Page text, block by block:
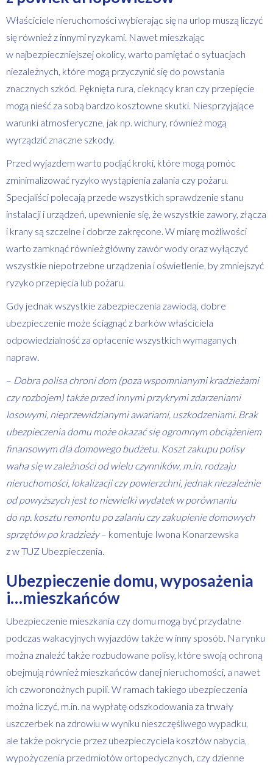
Właściciele nieruchomości wybierając się na urlop muszą liczyć
się również z innymi ryzykami. Nawet mieszkając
w najbezpieczniejszej okolicy, warto pamiętać o sytuacjach
niezależnych, które mogą przyczynić się do powstania
znacznych szkód. Pęknięta rura, cieknący kran czy przepięcie
mogą nieść za sobą bardzo kosztowne skutki. Niesprzyjające
warunki atmosferyczne, jak np. wichury, również mogą
wyrządzić znaczne szkody.
Przed wyjazdem warto podjąć kroki, które mogą pomóc
zminimalizować ryzyko wystąpienia zalania czy pożaru.
Specjaliści polecają przede wszystkich sprawdzenie stanu
instalacji i urządzeń, upewnienie się, że wszystkie zawory, złącza
i krany są szczelne i dobrze zakręcone. W miarę możliwości
warto zamknąć również główny zawór wody oraz wyłączyć
wszystkie niepotrzebne urządzenia i oświetlenie, by zmniejszyć
ryzyko przepięcia lub pożaru.
Gdy jednak wszystkie zabezpieczenia zawiodą, dobre
ubezpieczenie może ściągnąć z barków właściciela
odpowiedzialność za opłacenie wszystkich wymaganych
napraw.
– Dobra polisa chroni dom (poza wspomnianymi kradzieżami
czy rozbojem) także przed innymi przykrymi zdarzeniami
losowymi, nieprzewidzianymi awariami, uszkodzeniami. Brak
ubezpieczenia domu może okazać się ogromnym obciążeniem
finansowym dla domowego budżetu. Koszt zakupu polisy
waha się w zależności od wielu czynników, m.in. rodzaju
nieruchomości, lokalizacji czy powierzchni, jednak niezależnie
od powyższych jest to niewielki wydatek w porównaniu
do np. kosztu remontu po zalaniu czy zakupienie domowych
sprzętów po kradzieży– komentuje Iwona Konarzewska
z w TUZ Ubezpieczenia.
Ubezpieczenie domu, wyposażenia
i…mieszkańców
Ubezpieczenie mieszkania czy domu mogą być przydatne
podczas wakacyjnych wyjazdów także w inny sposób. Na rynku
można znaleźć także rozbudowane polisy, które swoją ochroną
obejmują również mieszkańców danej nieruchomości, a nawet
ich czworonożnych pupili. W ramach takiego ubezpieczenia
można liczyć, m.in. na wypłatę odszkodowania za trwały
uszczerbek na zdrowiu w wyniku nieszczęśliwego wypadku,
ale także pokrycie przez ubezpieczyciela kosztów nabycia,
wypożyczenia przedmiotów ortopedycznych, czy dzienne